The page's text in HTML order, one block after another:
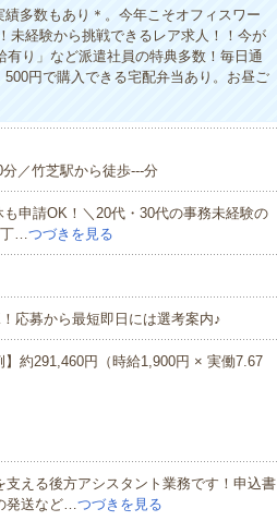
多数もあり＊。今年こそオフィスワー
未経験から挑戦できるレア求人！！今が
り」など派遣社員の特典多数！毎日通
円で購入できる宅配弁当あり。お昼ご
／竹芝駅から徒歩---分
申請OK！＼20代・30代の事務未経験の
丁…つづきを見る
応募から最短即日には選考案内♪
約291,460円（時給1,900円 × 実働7.67
える後方アシスタント業務です！申込書
発送など…つづきを見る